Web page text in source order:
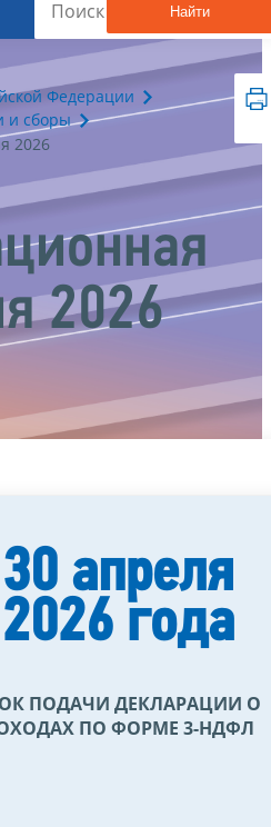
Найти
Федерации
и сборы
2026
2026
30 апреля
2026 года
ПОДАЧИ ДЕКЛАРАЦИИ О
ПО ФОРМЕ 3-НДФЛ